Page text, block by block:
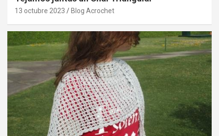
13 octubre 2023 Blog Acrochet